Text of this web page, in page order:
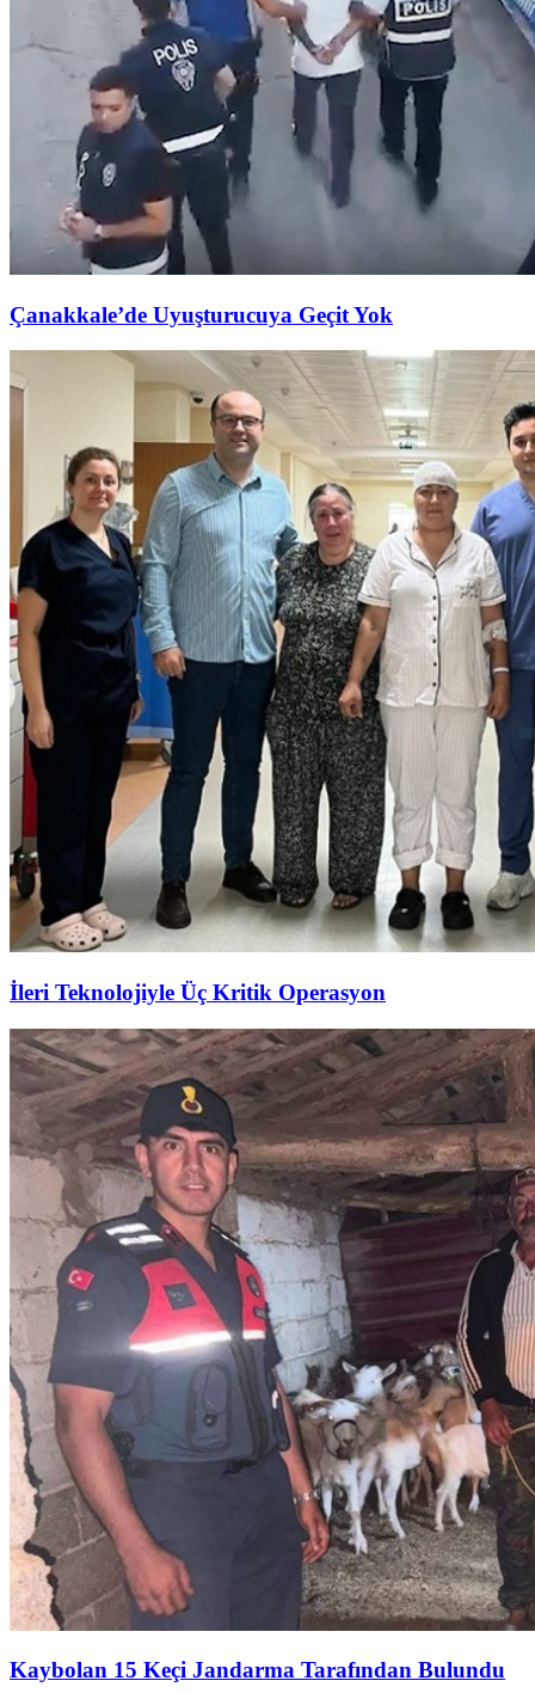
Çanakkale’de Uyuşturucuya Geçit Yok
İleri Teknolojiyle Üç Kritik Operasyon
Kaybolan 15 Keçi Jandarma Tarafından Bulundu